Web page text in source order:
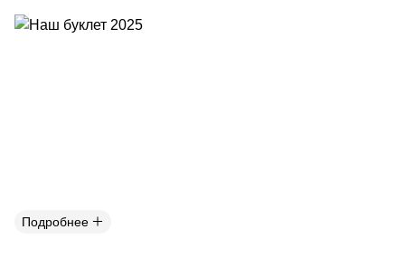
Подробнее